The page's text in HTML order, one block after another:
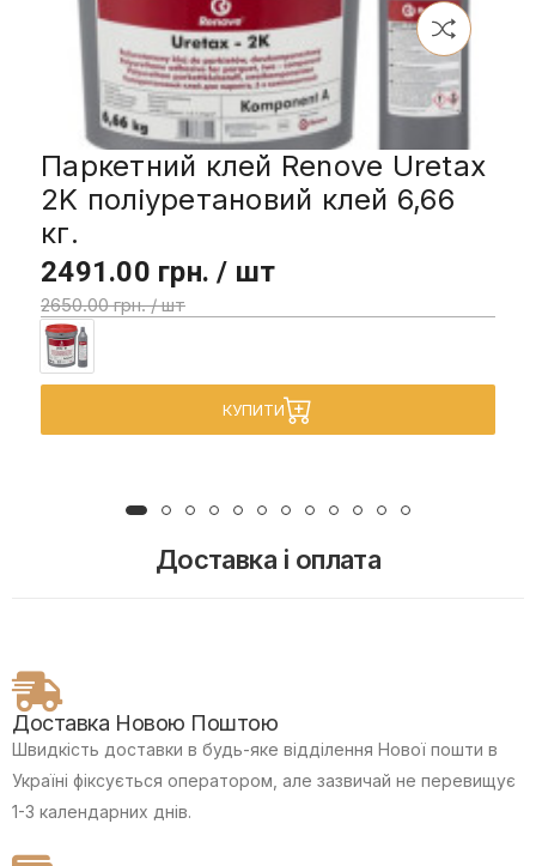
Паркетний клей Renove Uretax
2K поліуретановий клей 6,66
кг.
2491.00 грн. / шт
2650.00 грн. / шт
КУПИТИ
Доставка і оплата
Доставка Новою Поштою
Швидкість доставки в будь-яке відділення Нової пошти в
Україні фіксується оператором, але зазвичай не перевищує
1-3 календарних днів.